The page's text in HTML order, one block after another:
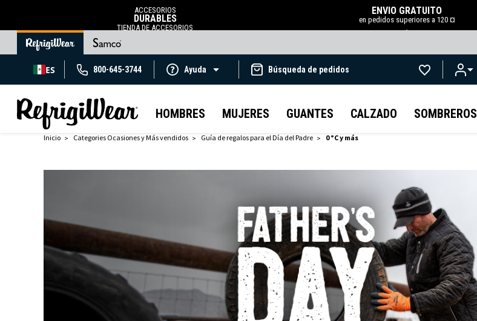
ACCESORIOS
DURABLES
TIENDA DE ACCESORIOS
ENVÍO GRATUITO
en pedidos superiores a 120 ¤
.
ES 800-645-3744 Ayuda Búsqueda de pedidos
HOMBRES MUJERES GUANTES CALZADO SOMBREROS
Inicio Categories Ocasiones y Más vendidos Guía de regalos para el Día del Padre 0 °C y más